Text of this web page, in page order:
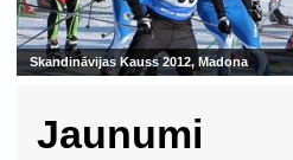
Jaunumi